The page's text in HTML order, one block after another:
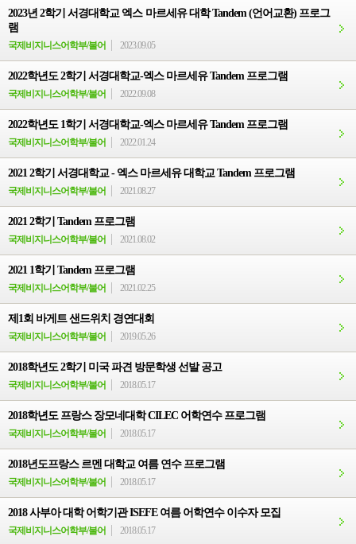
2023년 2학기 서경대학교 엑스 마르세유 대학 Tandem (언어교환) 프로그
램
국제비지니스어학부/불어 2023.09.05
2022학년도 2학기 서경대학교-엑스 마르세유 Tandem 프로그램
국제비지니스어학부/불어 2022.09.08
2022학년도 1학기 서경대학교-엑스 마르세유 Tandem 프로그램
국제비지니스어학부/불어 2022.01.24
2021 2학기 서경대학교 - 엑스 마르세유 대학교 Tandem 프로그램
국제비지니스어학부/불어 2021.08.27
2021 2학기 Tandem 프로그램
국제비지니스어학부/불어 2021.08.02
2021 1학기 Tandem 프로그램
국제비지니스어학부/불어 2021.02.25
제1회 바게트 샌드위치 경연대회
국제비지니스어학부/불어 2019.05.26
2018학년도 2학기 미국 파견 방문학생 선발 공고
국제비지니스어학부/불어 2018.05.17
2018학년도 프랑스 장모네대학 CILEC 어학연수 프로그램
국제비지니스어학부/불어 2018.05.17
2018년도프랑스 르멘 대학교 여름 연수 프로그램
국제비지니스어학부/불어 2018.05.17
2018 사부아 대학 어학기관 ISEFE 여름 어학연수 이수자 모집
국제비지니스어학부/불어 2018.05.17